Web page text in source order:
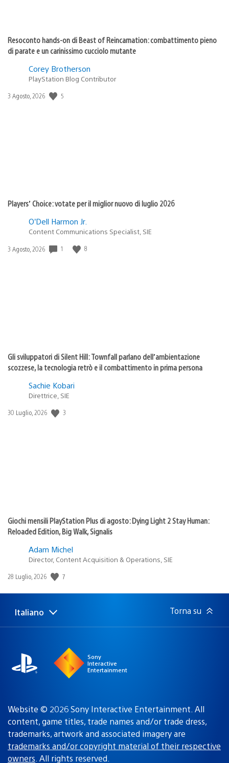
Resoconto hands-on di Beast of Reincarnation: combattimento pieno
di parate e un carinissimo cucciolo mutante
Corey Brotherson
PlayStation Blog Contributor
Data
3 Agosto, 2026 5
Players’ Choice: votate per il miglior nuovo di luglio 2026
O’Dell Harmon Jr.
Content Communications Specialist, SIE
Data
3 Agosto, 2026 1 8
Gli sviluppatori di Silent Hill: Townfall parlano dell’ambientazione
scozzese, la tecnologia retrò e il combattimento in prima persona
Sachie Kobari
Direttrice, SIE
Data
30 Luglio, 2026 3
Giochi mensili PlayStation Plus di agosto: Dying Light 2 Stay Human:
Reloaded Edition, Big Walk, Signalis
Adam Michel
Director, Content Acquisition & Operations, SIE
Data
pubblicazione:
28 Luglio, 2026 7
Seleziona
Regione
Italiano Torna su
Sony
Interactive
Entertainment
Website © 2026 Sony Interactive Entertainment. All
content, game titles, trade names and/or trade dress,
trademarks, artwork and associated imagery are
trademarks and/or copyright material of their respective
owners. All rights reserved.